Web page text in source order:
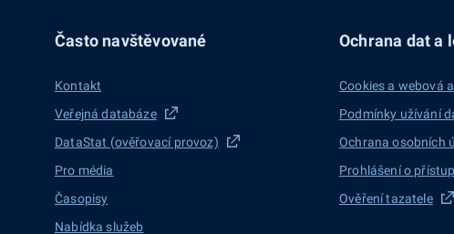
Často navštěvované
Kontakt
Veřejná databáze
DataStat (ověřovací provoz)
Pro média
Časopisy
Nabídka služeb
Ochrana dat a
Cookies a webová
Podmínky užívání
Ochrana osobních
Prohlášení o
Ověření tazatele